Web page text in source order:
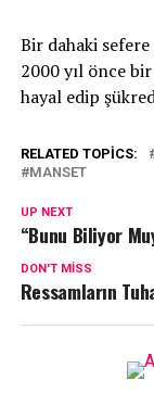
Bir dahaki
2000 yıl önce
hayal edip
RELATED TOPICS:
MANSET
UP NEXT
“Bunu Biliyor
DON'T MISS
Ressamların